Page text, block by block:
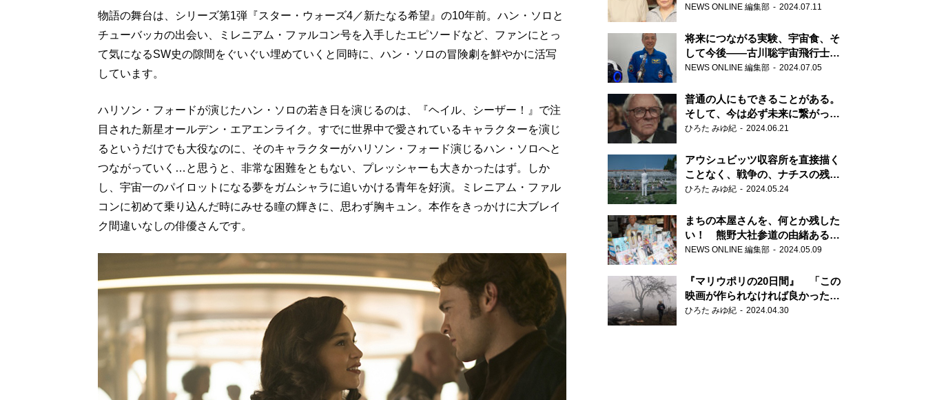
物語の舞台は、シリーズ第1弾『スター・ウォーズ4／新たなる希望』の10年前。ハン・ソロと
チューバッカの出会い、ミレニアム・ファルコン号を入手したエピソードなど、ファンにとっ
て気になるSW史の隙間をぐいぐい埋めていくと同時に、ハン・ソロの冒険劇を鮮やかに活写
しています。
ハリソン・フォードが演じたハン・ソロの若き日を演じるのは、『ヘイル、シーザー！』で注
目された新星オールデン・エアエンライク。すでに世界中で愛されているキャラクターを演じ
るというだけでも大役なのに、そのキャラクターがハリソン・フォード演じるハン・ソロへと
つながっていく…と思うと、非常な困難をともない、プレッシャーも大きかったはず。しか
し、宇宙一のパイロットになる夢をガムシャラに追いかける青年を好演。ミレニアム・ファル
コンに初めて乗り込んだ時にみせる瞳の輝きに、思わず胸キュン。本作をきっかけに大ブレイ
ク間違いなしの俳優さんです。
奇跡
NEWS ONLINE 編集部 2024.07.11
将来につながる実験、宇宙食、そ
して今後――古川聡宇宙飛行士単
独インタビュー
NEWS ONLINE 編集部 2024.07.05
普通の人にもできることがある。
そして、今は必ず未来に繋がって
いく……『ONE LIFE 奇跡が繋い
ひろた みゆ紀 2024.06.21
アウシュビッツ収容所を直接描く
ことなく、戦争の、ナチスの残虐
さが見える映画 『関心領域』
ひろた みゆ紀 2024.05.24
まちの本屋さんを、何とか残した
い！ 熊野大社参道の由緒ある書
店・三代目の強い思い
NEWS ONLINE 編集部 2024.05.09
『マリウポリの20日間』 「この
映画が作られなければ良かった」
と語る監督
ひろた みゆ紀 2024.04.30